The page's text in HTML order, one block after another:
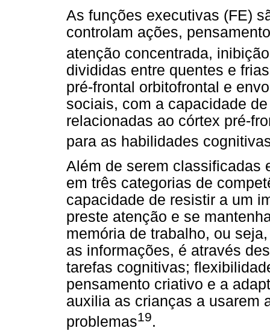
As funções executivas (FE)
controlam ações,
atenção concentrada,
divididas entre quentes e
pré-frontal orbitofrontal e
sociais, com a capacidade
relacionadas ao córtex pré-
para as habilidades
Além de serem classificadas
em três categorias de
capacidade de resistir a um
preste atenção e se
memória de trabalho, ou
as informações, é através
tarefas cognitivas;
pensamento criativo e a
auxilia as crianças a usarem
problemas19.